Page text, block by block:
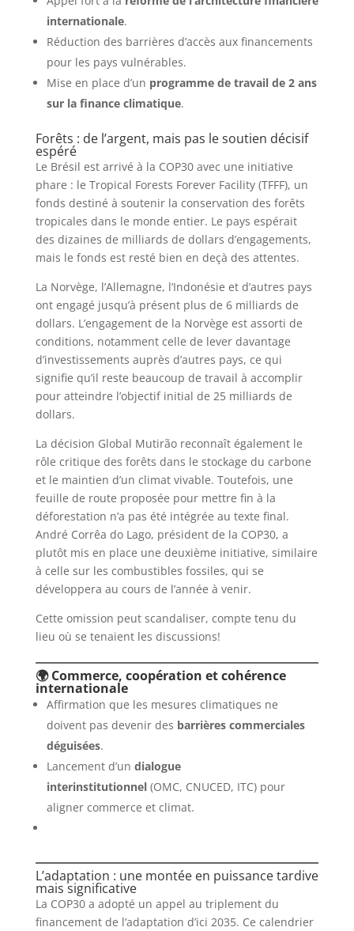
internationale.
Réduction des barrières d’accès aux financements
pour les pays vulnérables.
Mise en place d’un programme de travail de 2 ans
sur la finance climatique.
Forêts : de l’argent, mais pas le soutien décisif
espéré
Le Brésil est arrivé à la COP30 avec une initiative
phare : le Tropical Forests Forever Facility (TFFF), un
fonds destiné à soutenir la conservation des forêts
tropicales dans le monde entier. Le pays espérait
des dizaines de milliards de dollars d’engagements,
mais le fonds est resté bien en deçà des attentes.
La Norvège, l’Allemagne, l’Indonésie et d’autres pays
ont engagé jusqu’à présent plus de 6 milliards de
dollars. L’engagement de la Norvège est assorti de
conditions, notamment celle de lever davantage
d’investissements auprès d’autres pays, ce qui
signifie qu’il reste beaucoup de travail à accomplir
pour atteindre l’objectif initial de 25 milliards de
dollars.
La décision Global Mutirão reconnaît également le
rôle critique des forêts dans le stockage du carbone
et le maintien d’un climat vivable. Toutefois, une
feuille de route proposée pour mettre fin à la
déforestation n’a pas été intégrée au texte final.
André Corrêa do Lago, président de la COP30, a
plutôt mis en place une deuxième initiative, similaire
à celle sur les combustibles fossiles, qui se
développera au cours de l’année à venir.
Cette omission peut scandaliser, compte tenu du
lieu où se tenaient les discussions!
🌍 Commerce, coopération et cohérence
internationale
Affirmation que les mesures climatiques ne
doivent pas devenir des barrières commerciales
déguisées.
Lancement d’un dialogue
interinstitutionnel(OMC, CNUCED, ITC) pour
aligner commerce et climat.
L’adaptation : une montée en puissance tardive
mais significative
La COP30 a adopté un appel au triplement du
financement de l’adaptation d’ici 2035. Ce calendrier